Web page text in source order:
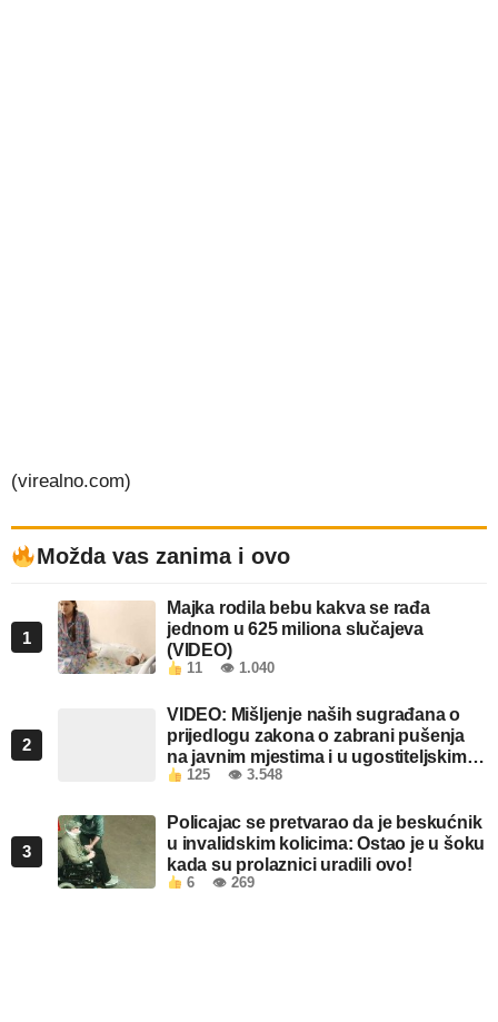
(virealno.com)
Možda vas zanima i ovo
1
Majka rodila bebu kakva se rađa
jednom u 625 miliona slučajeva
(VIDEO)
11 👁 1.040
2
VIDEO: Mišljenje naših sugrađana o
prijedlogu zakona o zabrani pušenja
na javnim mjestima i u ugostiteljskim
objektima u FBiH
125 👁 3.548
3
Policajac se pretvarao da je beskućnik
u invalidskim kolicima: Ostao je u šoku
kada su prolaznici uradili ovo!
6 👁 269